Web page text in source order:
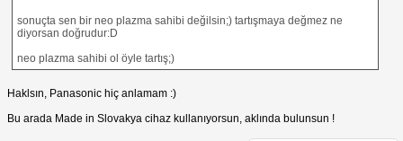
sonuçta sen bir neo plazma sahibi değilsin;) tartışmaya değmez ne
diyorsan doğrudur:D
neo plazma sahibi ol öyle tartış;)
Haklsın, Panasonic hiç anlamam :)
Bu arada Made in Slovakya cihaz kullanıyorsun, aklında bulunsun !